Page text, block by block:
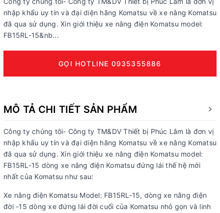
nhập khẩu uy tín và đại diện hãng Komatsu về xe nâng Komatsu
đã qua sử dụng. Xin giới thiệu xe nâng điện Komatsu model:
FB15RL-15&nb...
GỌI HOTLINE 0935355886
MÔ TẢ CHI TIẾT SẢN PHẨM
Công ty chúng tôi- Công ty TM&DV Thiết bị Phúc Lâm là đơn vị
nhập khẩu uy tín và đại diện hãng Komatsu về xe nâng Komatsu
đã qua sử dụng. Xin giới thiệu xe nâng điện Komatsu model:
FB15RL-15 dòng xe nâng điện Komatsu đứng lái thế hệ mới
nhất của Komatsu như sau:
Xe nâng điện Komatsu Model: FB15RL-15, dòng xe nâng điện
đời -15 dòng xe đứng lái đời cuối của Komatsu nhỏ gọn và linh